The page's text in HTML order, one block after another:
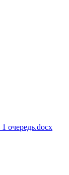
очередь.docx